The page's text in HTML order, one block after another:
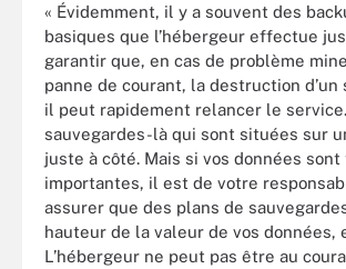
« Évidemment, il y a souvent des
basiques que l’hébergeur effectue
garantir que, en cas de problème
panne de courant, la destruction d’un
il peut rapidement relancer le
sauvegardes-là qui sont situées sur
juste à côté. Mais si vos données sont
importantes, il est de votre
assurer que des plans de
hauteur de la valeur de vos données,
L’hébergeur ne peut pas être au